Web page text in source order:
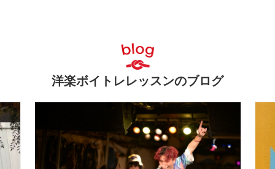
洋楽ボイトレレッスンのブログ